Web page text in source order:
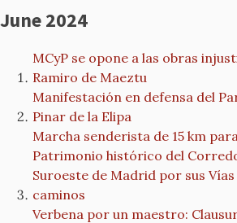
June 2024
MCyP se opone a las obras
Ramiro de Maeztu
Manifestación en defensa del
Pinar de la Elipa
Marcha senderista de 15 km
Patrimonio histórico del
Suroeste de Madrid por sus
caminos
Verbena por un maestro: